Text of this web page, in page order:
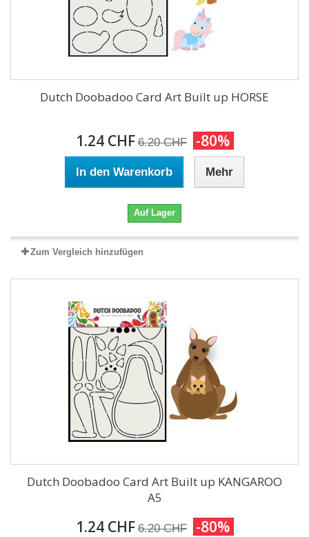
Dutch Doobadoo Card Art Built up HORSE
1.24 CHF 6.20 CHF -80%
In den Warenkorb Mehr
Auf Lager
Zum Vergleich hinzufügen
Dutch Doobadoo Card Art Built up KANGAROO
A5
1.24 CHF 6.20 CHF -80%